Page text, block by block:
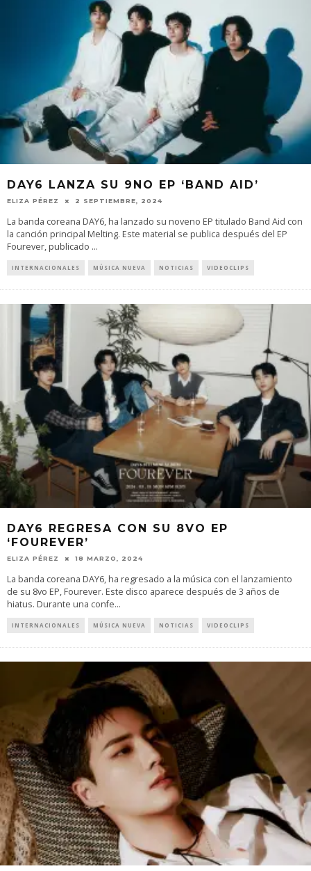
DAY6 LANZA SU 9NO EP ‘BAND AID’
ELIZA PÉREZ 2 SEPTIEMBRE, 2024
La banda coreana DAY6, ha lanzado su noveno EP titulado Band Aid con
la canción principal Melting. Este material se publica después del EP
Fourever, publicado ...
INTERNACIONALES MÚSICA NUEVA NOTICIAS VIDEOCLIPS
DAY6 REGRESA CON SU 8VO EP
‘FOUREVER’
ELIZA PÉREZ 18 MARZO, 2024
La banda coreana DAY6, ha regresado a la música con el lanzamiento
de su 8vo EP, Fourever. Este disco aparece después de 3 años de
hiatus. Durante una confe...
INTERNACIONALES MÚSICA NUEVA NOTICIAS VIDEOCLIPS